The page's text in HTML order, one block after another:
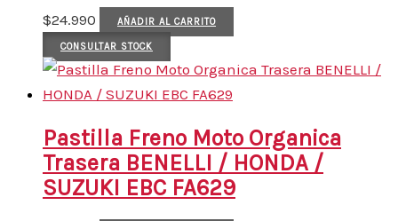
$24.990 AÑADIR AL CARRITO
CONSULTAR STOCK
Pastilla Freno Moto Organica
Trasera BENELLI / HONDA /
SUZUKI EBC FA629